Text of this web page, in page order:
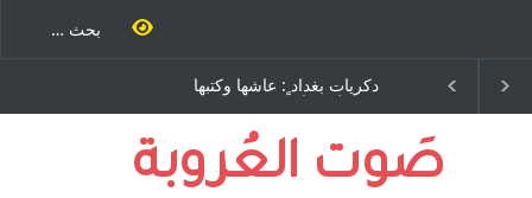
دكريات بغداد ٍ: عاشها وكتبها
:وليد رباح – نيوجرسي –
الولايات المتحدة الامريكية
طاحنة كتب
يوسف يقهر
، فأعطوه
وهم صاغرون،صَوت العُروبة